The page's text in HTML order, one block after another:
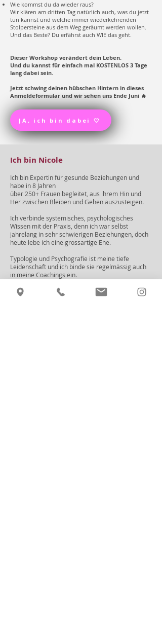
Wie kommst du da wieder raus?
Wir klären am dritten Tag natürlich auch, was du jetzt
tun kannst und welche immer wiederkehrenden
Stolpersteine aus dem Weg geräumt werden wollen.
Und das Beste? Du erfährst auch WIE das geht.
Dieser Workshop verändert dein Leben.
Und du kannst für einfach mal KOSTENLOS 3 Tage
lang dabei sein.
Jetzt schwing deinen hübschen Hintern in dieses
Anmeldeformular und wir sehen uns Ende Juni 🔥
JA, ich bin dabei 🤍
Ich bin Nicole
Ich bin Expertin für gesunde Beziehungen und
habe in 8 Jahren
über 250+ Frauen begleitet, aus ihrem Hin und
Her zwischen Bleiben und Gehen auszusteigen.
Ich verbinde systemisches, psychologisches
Wissen mit der Praxis, denn ich war selbst
jahrelang in sehr schwierigen Beziehungen, doch
heute lebe ich eine grossartige Ehe.
Typologie und Psychografie ist meine tiefe
Leidenschaft und ich binde sie regelmässig auch
in meine Coachings ein.
Also my Dear.